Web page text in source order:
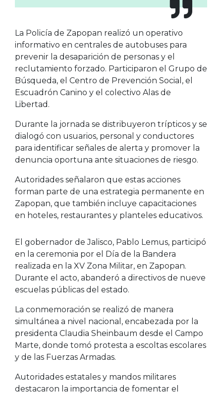
La Policía de Zapopan realizó un operativo
informativo en centrales de autobuses para
prevenir la desaparición de personas y el
reclutamiento forzado. Participaron el Grupo de
Búsqueda, el Centro de Prevención Social, el
Escuadrón Canino y el colectivo Alas de
Libertad.
Durante la jornada se distribuyeron trípticos y se
dialogó con usuarios, personal y conductores
para identificar señales de alerta y promover la
denuncia oportuna ante situaciones de riesgo.
Autoridades señalaron que estas acciones
forman parte de una estrategia permanente en
Zapopan, que también incluye capacitaciones
en hoteles, restaurantes y planteles educativos.
El gobernador deJalisco, Pablo Lemus, participó
en la ceremonia por el Día de la Bandera
realizada en la XV Zona Militar, en Zapopan.
Durante el acto, abanderó a directivos de nueve
escuelas públicas del estado.
La conmemoración se realizó de manera
simultánea a nivel nacional, encabezada por la
presidenta Claudia Sheinbaum desde el Campo
Marte, donde tomó protesta a escoltas escolares
y de las Fuerzas Armadas.
Autoridades estatales y mandos militares
destacaron la importancia de fomentar el